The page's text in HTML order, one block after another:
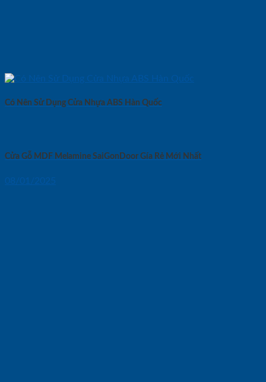
Có Nên Sử Dụng Cửa Nhựa ABS Hàn Quốc
Cửa Gỗ MDF Melamine SaiGonDoor Gía Rẻ Mới Nhất
08/01/2025